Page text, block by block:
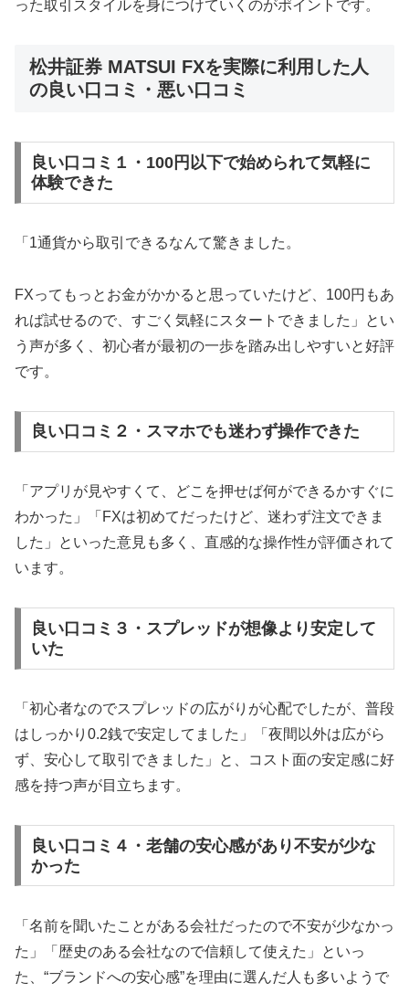
った取引スタイルを身につけていくのがポイントです。
松井証券 MATSUI FXを実際に利用した人
の良い口コミ・悪い口コミ
良い口コミ１・100円以下で始められて気軽に
体験できた
「1通貨から取引できるなんて驚きました。
FXってもっとお金がかかると思っていたけど、100円もあ
れば試せるので、すごく気軽にスタートできました」とい
う声が多く、初心者が最初の一歩を踏み出しやすいと好評
です。
良い口コミ２・スマホでも迷わず操作できた
「アプリが見やすくて、どこを押せば何ができるかすぐに
わかった」「FXは初めてだったけど、迷わず注文できま
した」といった意見も多く、直感的な操作性が評価されて
います。
良い口コミ３・スプレッドが想像より安定して
いた
「初心者なのでスプレッドの広がりが心配でしたが、普段
はしっかり0.2銭で安定してました」「夜間以外は広がら
ず、安心して取引できました」と、コスト面の安定感に好
感を持つ声が目立ちます。
良い口コミ４・老舗の安心感があり不安が少な
かった
「名前を聞いたことがある会社だったので不安が少なかっ
た」「歴史のある会社なので信頼して使えた」といっ
た、“ブランドへの安心感”を理由に選んだ人も多いようで